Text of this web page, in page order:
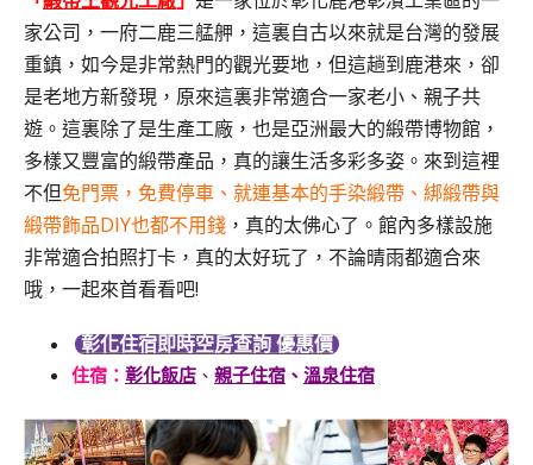
家公司 ，一府二鹿三艋舺，這裏自古以來就是台灣的發展
重鎮，如今是非常熱門的觀光要地，但這趟到鹿港來，卻
是老地方新發現，原來這裏非常適合一家老小、親子共
遊。這裏除了是生產工廠，也是亞洲最大的緞帶博物館，
多樣又豐富的緞帶產品，真的讓生活多彩多姿。來到這裡
不但免門票，免費停車、就連基本的手染緞帶、綁緞帶與
緞帶飾品DIY也都不用錢 ，真的太佛心了。館內多樣設施
非常適合拍照打卡，真的太好玩了，不論晴雨都適合來
哦，一起來首看看吧!
彰化住宿即時空房查詢 優惠價
住宿： 彰化飯店 、 親子住宿 、 溫泉住宿